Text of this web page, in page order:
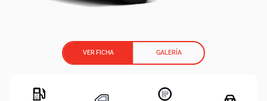
VER FICHA GALERÍA